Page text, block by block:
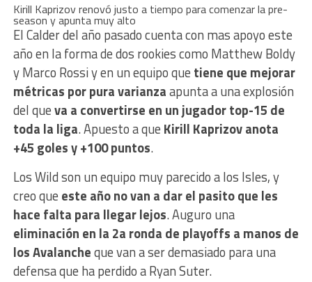
Kirill Kaprizov renovó justo a tiempo para comenzar la pre-
season y apunta muy alto
El Calder del año pasado cuenta con mas apoyo este
año en la forma de dos rookies como Matthew Boldy
y Marco Rossi y en un equipo que tiene que mejorar
métricas por pura varianzaapunta a una explosión
del queva a convertirse en un jugador top-15 de
toda la liga. Apuesto a que Kirill Kaprizov anota
+45 goles y +100 puntos.
Los Wild son un equipo muy parecido a los Isles, y
creo que este año no van a dar el pasito que les
hace falta para llegar lejos. Auguro una
eliminación en la 2a ronda de playoffs a manos de
los Avalancheque van a ser demasiado para una
defensa que ha perdido a Ryan Suter.